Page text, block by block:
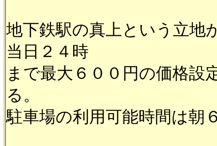
地下鉄駅の真上という立地
当日２４時
まで最大６００円の価格設
る。
駐車場の利用可能時間は朝